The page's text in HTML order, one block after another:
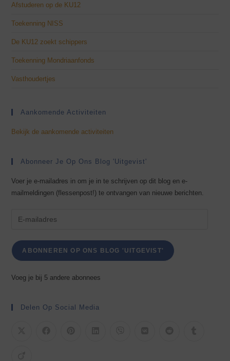
Afstuderen op de KU12
Toekenning NISS
De KU12 zoekt schippers
Toekenning Mondriaanfonds
Vasthoudertjes
Aankomende Activiteiten
Bekijk de aankomende activiteiten
Abonneer Je Op Ons Blog 'Uitgevist'
Voer je e-mailadres in om je in te schrijven op dit blog en e-
mailmeldingen (flessenpost!) te ontvangen van nieuwe berichten.
ABONNEREN OP ONS BLOG 'UITGEVIST'
Voeg je bij 5 andere abonnees
Delen Op Social Media